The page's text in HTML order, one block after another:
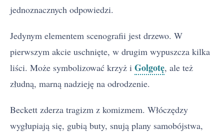
jednoznacznych odpowiedzi.
Jedynym elementem scenografii jest drzewo. W
pierwszym akcie uschnięte, w drugim wypuszcza kilka
liści. Może symbolizować krzyż i Golgotę, ale też
złudną, marną nadzieję na odrodzenie.
Beckett zderza tragizm z komizmem. Włóczędzy
wygłupiają się, gubią buty, snują plany samobójstwa,